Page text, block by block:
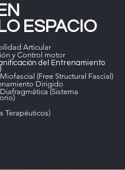
ESPACIO
Articular
y Control motor
del Entrenamiento
(Free Structural Fascial)
Dirigido
(Sistema
Terapéuticos)